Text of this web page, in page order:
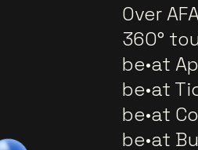
Over
360°
be•at
be•at
be•at
be•at